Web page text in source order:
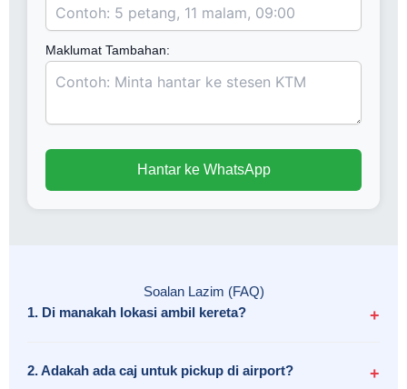
Maklumat Tambahan:
Hantar ke WhatsApp
Soalan Lazim (FAQ)
1. Di manakah lokasi ambil kereta?
2. Adakah ada caj untuk pickup di airport?